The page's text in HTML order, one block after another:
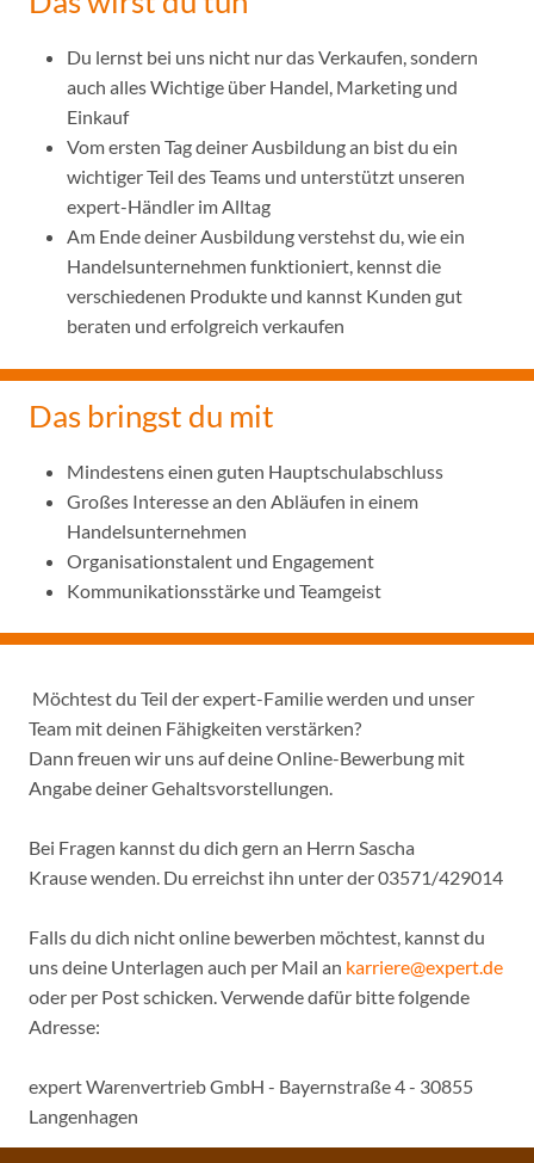
Du lernst bei uns nicht nur das Verkaufen, sondern
auch alles Wichtige über Handel, Marketing und
Einkauf
Vom ersten Tag deiner Ausbildung an bist du ein
wichtiger Teil des Teams und unterstützt unseren
expert-Händler im Alltag
Am Ende deiner Ausbildung verstehst du, wie ein
Handelsunternehmen funktioniert, kennst die
verschiedenen Produkte und kannst Kunden gut
beraten und erfolgreich verkaufen
Das bringst du mit
Mindestens einen guten Hauptschulabschluss
Großes Interesse an den Abläufen in einem
Handelsunternehmen
Organisationstalent und Engagement
Kommunikationsstärke und Teamgeist
Möchtest du Teil der expert-Familie werden und unser
Team mit deinen Fähigkeiten verstärken?
Dann freuen wir uns auf deine Online-Bewerbung mit
Angabe deiner Gehaltsvorstellungen.
Bei Fragen kannst du dich gern an Herrn Sascha
Krause wenden. Du erreichst ihn unter der 03571/429014
Falls du dich nicht online bewerben möchtest, kannst du
uns deine Unterlagen auch per Mail an karriere@expert.de
oder per Post schicken. Verwende dafür bitte folgende
Adresse:
expert Warenvertrieb GmbH - Bayernstraße 4 - 30855
Langenhagen